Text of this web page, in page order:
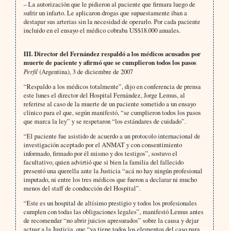
– La autorización que le pidieron al paciente que firmara luego de
sufrir un infarto. Le aplicaron drogas que supuestamente iban a
destapar sus arterias sin la necesidad de operarlo. Por cada paciente
incluido en el ensayo el médico cobraba US$18.000 anuales.
III. Director del Fernández respaldó a los médicos acusados por
muerte de paciente y afirmó que se cumplieron todos los pasos
Perfil(Argentina), 3 de diciembre de 2007
“Respaldo a los médicos totalmente”, dijo en conferencia de prensa
este lunes el director del Hospital Fernández, Jorge Lemus, al
referirse al caso de la muerte de un paciente sometido a un ensayo
clínico para el que, según manifestó, “se cumplieron todos los pasos
que marca la ley” y se respetaron “los estándares de cuidado”.
“El paciente fue asistido de acuerdo a un protocolo internacional de
investigación aceptado por el ANMAT y con consentimiento
informado, firmado por él mismo y dos testigos”, sostuvo el
facultativo, quien advirtió que si bien la familia del fallecido
presentó una querella ante la Justicia “acá no hay ningún profesional
imputado, ni entre los tres médicos que fueron a declarar ni mucho
menos del staff de conducción del Hospital”.
“Este es un hospital de altísimo prestigio y todos los profesionales
cumplen con todas las obligaciones legales”, manifestó Lemus antes
de recomendar “no abrir juicios apresurados” sobre la causa y dejar
actuar a la Justicia, que “ya tiene todos los elementos del caso para